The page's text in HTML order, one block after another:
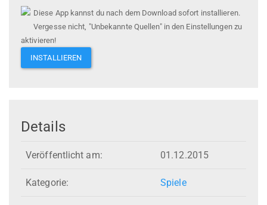
Diese App kannst du nach dem Download sofort installieren.
Vergesse nicht, "Unbekannte Quellen" in den Einstellungen zu
aktivieren!
INSTALLIEREN
Details
Veröffentlicht am: 01.12.2015
Kategorie: Spiele